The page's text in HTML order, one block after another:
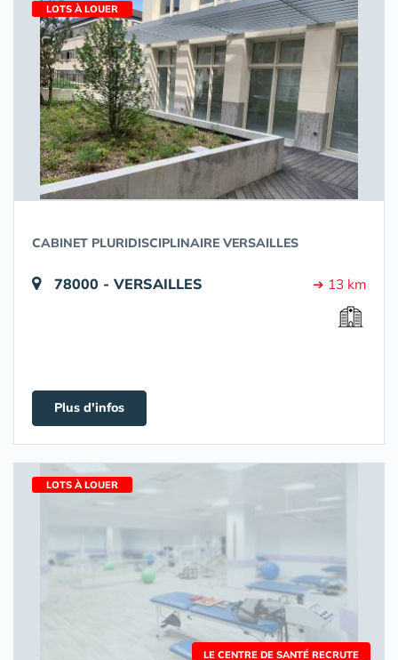
LOTS À LOUER
CABINET PLURIDISCIPLINAIRE VERSAILLES
78000 - VERSAILLES ➔ 13 km
Plus d'infos
LE CENTRE DE SANTÉ RECRUTE
LOTS À LOUER